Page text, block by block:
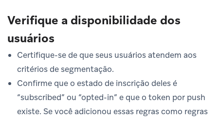
Verifique a disponibilidade dos
usuários
Certifique-se de que seus usuários atendem aos
critérios de segmentação.
Confirme que o estado de inscrição deles é
“subscribed” ou “opted-in” e que o token por push
existe. Se você adicionou essas regras como regras